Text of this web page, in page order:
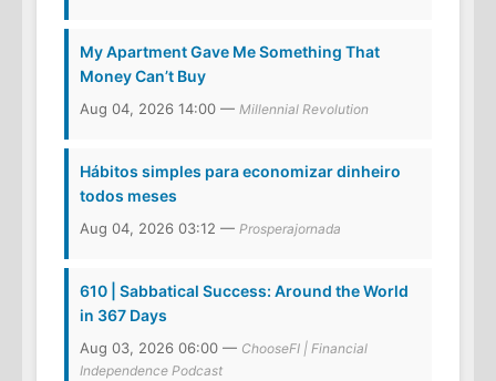
My Apartment Gave Me Something That
Money Can’t Buy
Aug 04, 2026 14:00 — Millennial Revolution
Hábitos simples para economizar dinheiro
todos meses
Aug 04, 2026 03:12 — Prosperajornada
610 | Sabbatical Success: Around the World
in 367 Days
Aug 03, 2026 06:00 — ChooseFI | Financial
Independence Podcast